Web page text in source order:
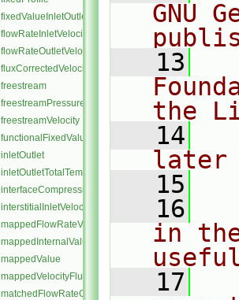
fixedValueInletOutlet
flowRateInletVelocity
flowRateOutletVelocity
fluxCorrectedVelocity
freestream
freestreamPressure
freestreamVelocity
functionalFixedValue
inletOutlet
inletOutletTotalTemperature
interfaceCompression
interstitialInletVelocity
mappedFlowRateVelocity
mappedInternalValue
mappedValue
mappedVelocityFlux
matchedFlowRateOutletVelocity
GNU
   13
the
   14
later
   15
   16
in
   17